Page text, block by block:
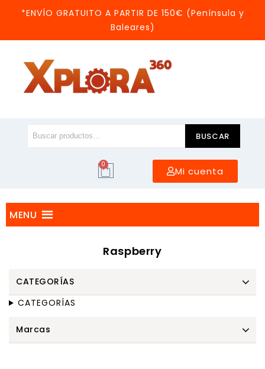
*ENVÍO GRATUITO A PARTIR DE 150€ (Península y
Baleares)
BUSCAR
0
Mi cuenta
MENU
Raspberry
CATEGORÍAS
CATEGORÍAS
Marcas